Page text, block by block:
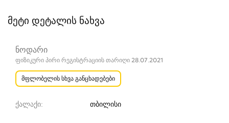
მეტი დეტალის ნახვა
ნოდარი
ფიზიკური პირი რეგისტრაციის თარიღი 28.07.2021
მფლობელის სხვა განცხადებები
ქალაქი თბილისი